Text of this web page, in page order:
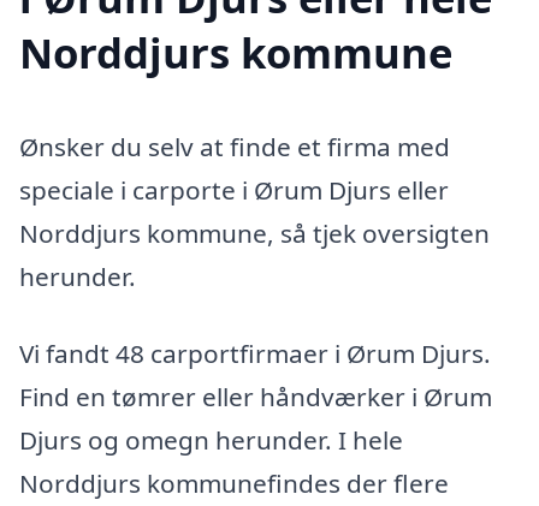
Norddjurs kommune
Ønsker du selv at finde et firma med
speciale i carporte i Ørum Djurs eller
Norddjurs kommune, så tjek oversigten
herunder.
Vi fandt 48 carportfirmaer i Ørum Djurs.
Find en tømrer eller håndværker i Ørum
Djurs og omegn herunder. I hele
Norddjurs kommunefindes der flere